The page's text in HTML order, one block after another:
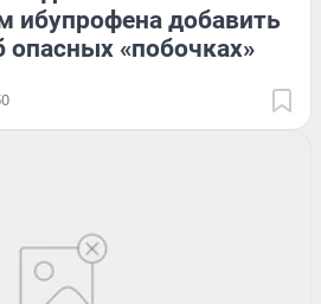
ибупрофена добавить
«побочках»